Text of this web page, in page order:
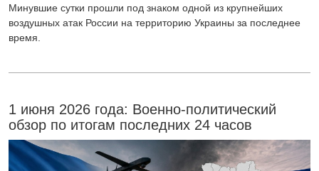
Минувшие сутки прошли под знаком одной из крупнейших
воздушных атак России на территорию Украины за последнее
время.
1 июня 2026 года: Военно-политический
обзор по итогам последних 24 часов